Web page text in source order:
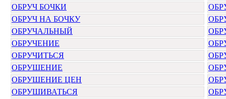
ОБРУЧ БОЧКИ
ОБРУЧ НА БОЧКУ
ОБРУЧАЛЬНЫЙ
ОБРУЧЕНИЕ
ОБРУЧИТЬСЯ
ОБРУШЕНИЕ
ОБРУШЕНИЕ ЦЕН
ОБРУШИВАТЬСЯ